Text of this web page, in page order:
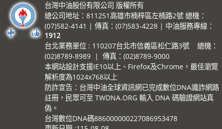
台灣中油股份有限公司 版權所有
總公司地址：811251高雄市楠梓區左楠路2號 總機：
(07)582-4141 | 傳真：(07)583-4228 | 中油服務專線：
1912
台北業務單位 : 110207台北市信義區松仁路3號 總機：
(02)8789-8989 | 傳真：(02)8789-9000
本網站設計支援IE10以上、Firefox及Chrome，最佳瀏覽
解析度為1024x768以上
防詐宣告：台灣中油全球資訊網已完成數位DNA識詐網路
註冊，民眾可至 TWDNA.ORG 輸入 DNA 碼驗證網站真
偽。
台灣數位DNA碼886000000227086953478